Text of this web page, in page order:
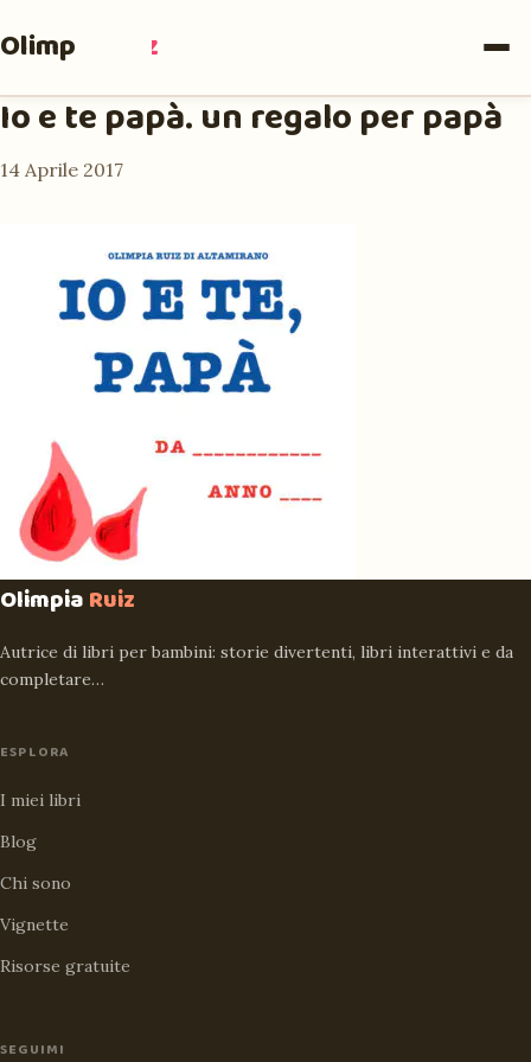
Olimpia Ruiz
Io e te papà. un regalo per papà
14 Aprile 2017
OlimpiaRuiz
Autrice di libri per bambini: storie divertenti, libri interattivi e da
completare…
ESPLORA
I miei libri
Blog
Chi sono
Vignette
Risorse gratuite
SEGUIMI